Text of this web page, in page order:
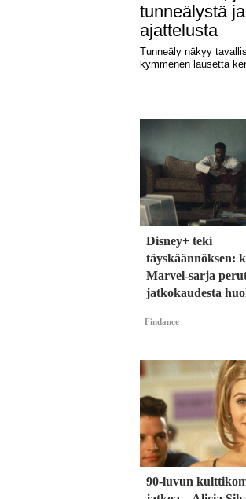
Disney+ teki
täyskäännöksen:
Marvel-sarja
jatkokaudesta
Findance
90-luvun